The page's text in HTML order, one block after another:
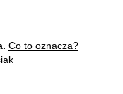
Co to oznacza?